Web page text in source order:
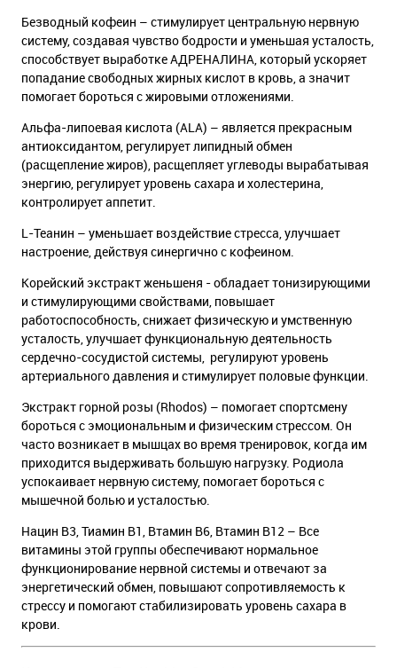
Безводный кофеин – стимулирует центральную нервную
систему, создавая чувство бодрости и уменьшая усталость,
способствует выработке АДРЕНАЛИНА, который ускоряет
попадание свободных жирных кислот в кровь, а значит
помогает бороться с жировыми отложениями.
Альфа-липоевая кислота (ALA) – является прекрасным
антиоксидантом, регулирует липидный обмен
(расщепление жиров), расщепляет углеводы вырабатывая
энергию, регулирует уровень сахара и холестерина,
контролирует аппетит.
L-Теанин – уменьшает воздействие стресса, улучшает
настроение, действуя синергично с кофеином.
Корейский экстракт женьшеня - обладает тонизирующими
и стимулирующими свойствами, повышает
работоспособность, снижает физическую и умственную
усталость, улучшает функциональную деятельность
сердечно-сосудистой системы, регулируют уровень
артериального давления и стимулирует половые функции.
Экстракт горной розы (Rhodos) – помогает спортсмену
бороться с эмоциональным и физическим стрессом. Он
часто возникает в мышцах во время тренировок, когда им
приходится выдерживать большую нагрузку. Родиола
успокаивает нервную систему, помогает бороться с
мышечной болью и усталостью.
Нацин В3, Тиамин В1, Втамин В6, Втамин В12 – Все
витамины этой группы обеспечивают нормальное
функционирование нервной системы и отвечают за
энергетический обмен, повышают сопротивляемость к
стрессу и помогают стабилизировать уровень сахара в
крови.